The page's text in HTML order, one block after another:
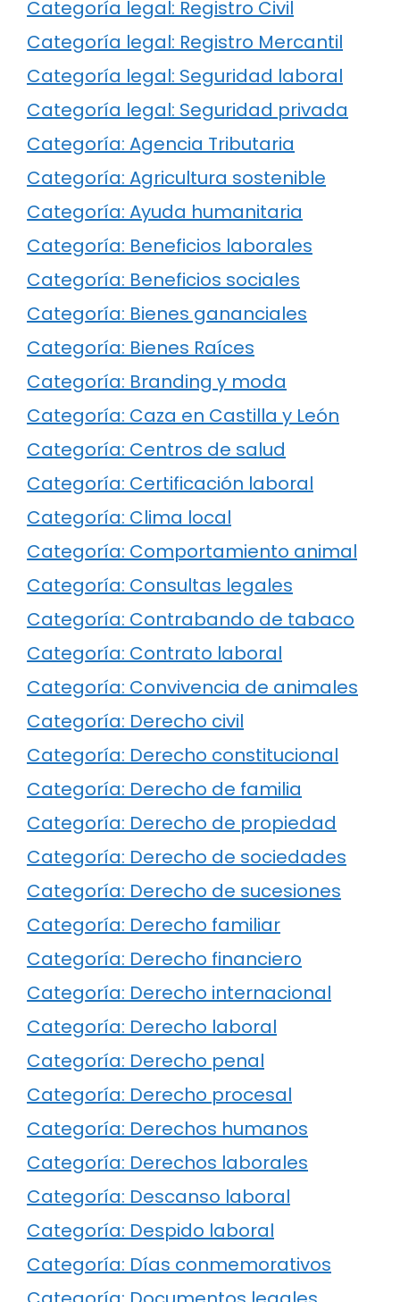
Categoría legal: Registro Civil
Categoría legal: Registro Mercantil
Categoría legal: Seguridad laboral
Categoría legal: Seguridad privada
Categoría: Agencia Tributaria
Categoría: Agricultura sostenible
Categoría: Ayuda humanitaria
Categoría: Beneficios laborales
Categoría: Beneficios sociales
Categoría: Bienes gananciales
Categoría: Bienes Raíces
Categoría: Branding y moda
Categoría: Caza en Castilla y León
Categoría: Centros de salud
Categoría: Certificación laboral
Categoría: Clima local
Categoría: Comportamiento animal
Categoría: Consultas legales
Categoría: Contrabando de tabaco
Categoría: Contrato laboral
Categoría: Convivencia de animales
Categoría: Derecho civil
Categoría: Derecho constitucional
Categoría: Derecho de familia
Categoría: Derecho de propiedad
Categoría: Derecho de sociedades
Categoría: Derecho de sucesiones
Categoría: Derecho familiar
Categoría: Derecho financiero
Categoría: Derecho internacional
Categoría: Derecho laboral
Categoría: Derecho penal
Categoría: Derecho procesal
Categoría: Derechos humanos
Categoría: Derechos laborales
Categoría: Descanso laboral
Categoría: Despido laboral
Categoría: Días conmemorativos